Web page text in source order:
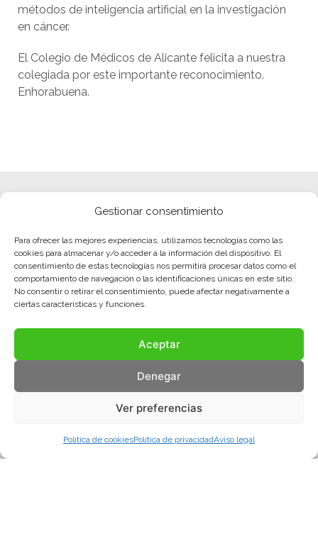
Gestionar consentimiento
Para ofrecer las mejores experiencias, utilizamos tecnologías como las
cookies para almacenar y/o acceder a la información del dispositivo. El
consentimiento de estas tecnologías nos permitirá procesar datos como el
comportamiento de navegación o las identificaciones únicas en este sitio.
No consentir o retirar el consentimiento, puede afectar negativamente a
ciertas características y funciones.
Aceptar
Denegar
Ver preferencias
Política de cookiesPolítica de privacidadAviso legal
métodos de inteligencia artificial en la investigación
en cáncer.
El Colegio de Médicos de Alicante felicita a nuestra
colegiada por este importante reconocimiento.
Enhorabuena.